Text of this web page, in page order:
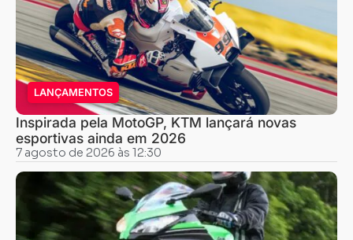
LANÇAMENTOS
Inspirada pela MotoGP, KTM lançará novas
esportivas ainda em 2026
7 agosto de 2026 às 12:30